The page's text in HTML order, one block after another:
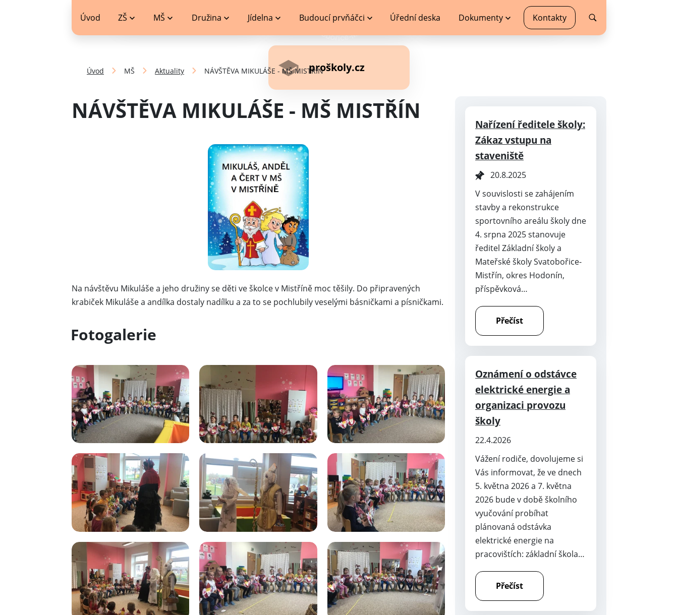
Úvod ZŠ MŠ Družina Jídelna Budoucí prvňáčci Úřední deska Dokumenty Kontakty
proškoly.cz
Úvod MŠ Aktuality NÁVŠTĚVA MIKULÁŠE - MŠ MISTŘÍN
NÁVŠTĚVA MIKULÁŠE - MŠ MISTŘÍN
Na návštěvu Mikuláše a jeho družiny se děti ve školce v Mistříně moc těšily. Do připravených
krabiček Mikuláše a andílka dostaly nadílku a za to se pochlubily veselými básničkami a písničkami.
Fotogalerie
Nařízení ředitele školy:
Zákaz vstupu na
staveniště
20.8.2025
V souvislosti se zahájením
stavby a rekonstrukce
sportovního areálu školy dne
4. srpna 2025 stanovuje
ředitel Základní školy a
Mateřské školy Svatobořice-
Mistřín, okres Hodonín,
příspěvková…
Přečíst
Oznámení o odstávce
elektrické energie a
organizaci provozu
školy
22.4.2026
Vážení rodiče, dovolujeme si
Vás informovat, že ve dnech
5. května 2026 a 7. května
2026 bude v době školního
vyučování probíhat
plánovaná odstávka
elektrické energie na
pracovištích: základní škola…
Přečíst